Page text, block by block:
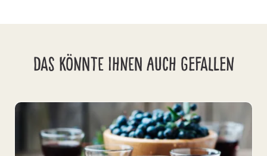
DAS KÖNNTE IHNEN AUCH GEFALLEN